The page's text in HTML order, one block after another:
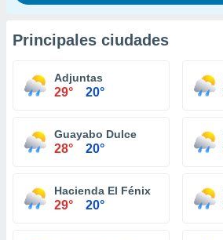
Principales ciudades
Adjuntas
29° 20°
Guayabo Dulce
28° 20°
Hacienda El Fénix
29° 20°